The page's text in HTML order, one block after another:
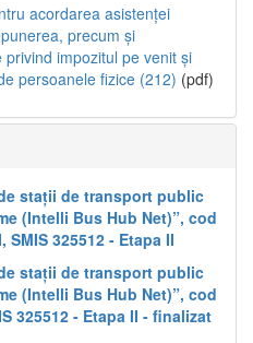
acordarea asistenței
precum și
impozitul pe venit și
persoanele fizice (212) (pdf)
stații de transport public
(Intelli Bus Hub Net)”, cod
SMIS 325512 - Etapa II
stații de transport public
(Intelli Bus Hub Net)”, cod
325512 - Etapa II - finalizat